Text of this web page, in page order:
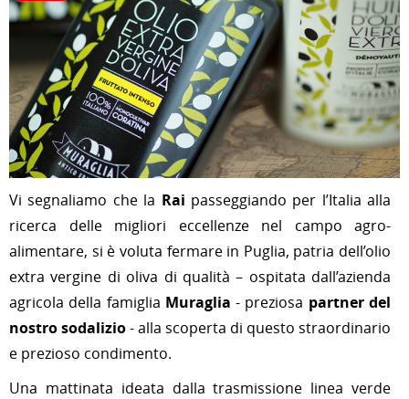
Vi segnaliamo che la Rai passeggiando per l’Italia alla
ricerca delle migliori eccellenze nel campo agro-
alimentare, si è voluta fermare in Puglia, patria dell’olio
extra vergine di oliva di qualità – ospitata dall’azienda
agricola della famiglia Muraglia - preziosa partner del
nostro sodalizio- alla scoperta di questo straordinario
e prezioso condimento.
Una mattinata ideata dalla trasmissione linea verde